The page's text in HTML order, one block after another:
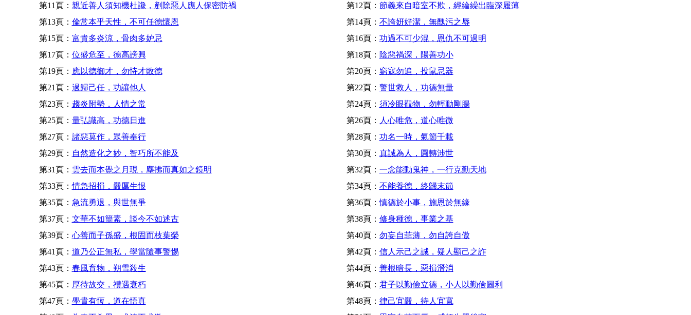
第11頁： 親近善人須知機杜讒，剷除惡人應人保密防禍 第12頁： 節義來自暗室不欺，經綸繰出臨深履薄
第13頁： 倫常本乎天性，不可任德懷恩 第14頁： 不誇妍好潔，無醜污之辱
第15頁： 富貴多炎涼，骨肉多妒忌 第16頁： 功過不可少混，恩仇不可過明
第17頁： 位盛危至，德高謗興 第18頁： 陰惡禍深，陽善功小
第19頁： 應以德御才，勿恃才敗德 第20頁： 窮寇勿追，投鼠忌器
第21頁： 過歸己任，功讓他人 第22頁： 警世救人，功德無量
第23頁： 趨炎附勢，人情之常 第24頁： 須冷眼觀物，勿輕動剛腸
第25頁： 量弘識高，功德日進 第26頁： 人心唯危，道心唯微
第27頁： 諸惡莫作，眾善奉行 第28頁： 功名一時，氣節千載
第29頁： 自然造化之妙，智巧所不能及 第30頁： 真誠為人，圓轉涉世
第31頁： 雲去而本覺之月現，塵拂而真如之鏡明 第32頁： 一念能動鬼神，一行克勤天地
第33頁：情急招損，嚴厲生恨 第34頁： 不能養德，終歸末節
第35頁： 急流勇退，與世無爭 第36頁：慎德於小事，施恩於無緣
第37頁： 文華不如簡素，談今不如述古 第38頁： 修身種德，事業之基
第39頁： 心善而子孫盛，根固而枝葉榮 第40頁： 勿妄自菲薄，勿自誇自傲
第41頁： 道乃公正無私，學當隨事警惕 第42頁： 信人示己之誠，疑人顯己之詐
第43頁： 春風育物，朔雪殺生 第44頁： 善根暗長，惡損潛消
第45頁： 厚待故交，禮遇衰朽 第46頁： 君子以勤儉立德，小人以勤儉圖利
第47頁： 學貴有恆，道在悟真 第48頁： 律己宜嚴，待人宜寬